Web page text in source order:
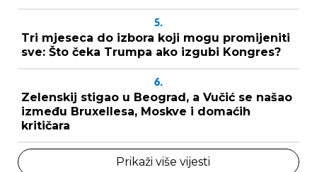
5.
Tri mjeseca do izbora koji mogu promijeniti
sve: Što čeka Trumpa ako izgubi Kongres?
6.
Zelenskij stigao u Beograd, a Vučić se našao
između Bruxellesa, Moskve i domaćih
kritičara
Prikaži više vijesti